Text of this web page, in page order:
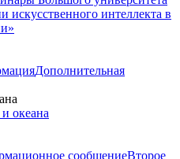
искусственного интеллекта в
Дополнительная
океана
сообщениеВторое